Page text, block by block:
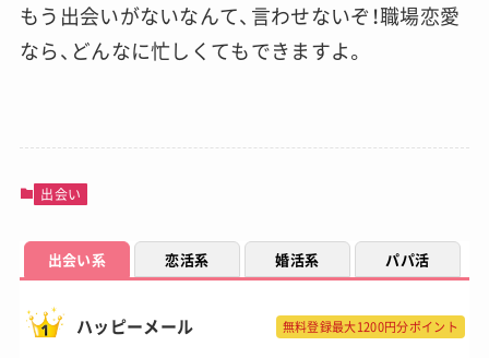
もう出会いがないなんて、言わせないぞ！職場恋愛
なら、どんなに忙しくてもできますよ。
出会い
出会い系 恋活系 婚活系 パパ活
ハッピーメール 無料登録最大1200円分ポイント